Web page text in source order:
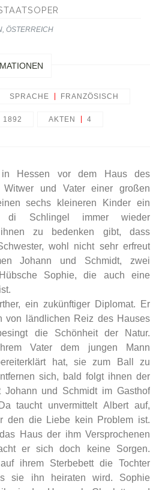
ÖSTERREICH
SPRACHE FRANZÖSISCH
1892 AKTEN 4
Hessen vor dem Haus des
und Vater einer großen
sechs kleineren Kinder ein
di Schlingel immer wieder
zu bedenken gibt, dass
wohl nicht sehr erfreut
Johann und Schmidt, zwei
Sophie, die auch eine
ein zukünftiger Diplomat. Er
von ländlichen Reiz des Hauses
die Schönheit der Natur.
Vater dem jungen Mann
hat, sie zum Ball zu
sich, bald folgt ihnen der
Johann und Schmidt im Gasthof
taucht unvermittelt Albert auf,
den die Liebe kein Problem ist.
Haus der ihm Versprochenen
er sich doch keine Sorgen.
ihrem Sterbebett die Tochter
sie ihn heiraten wird. Sophie